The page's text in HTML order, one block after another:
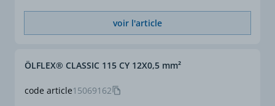
voir l'article
code article15069162
ÖLFLEX® CLASSIC 115 CY 12X0,5 mm²